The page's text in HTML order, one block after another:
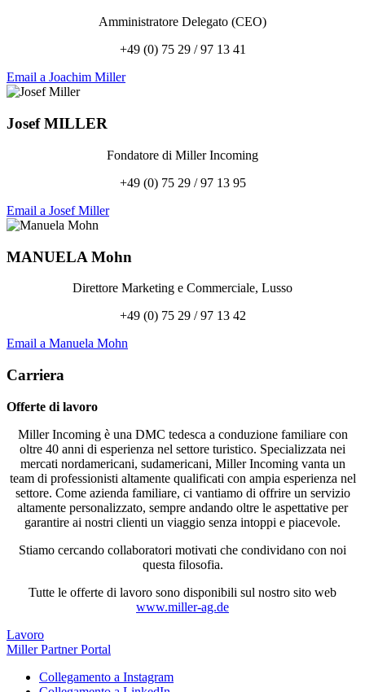
Amministratore Delegato (CEO)
+49 (0) 75 29 / 97 13 41
Email a Joachim Miller
JosefMILLER
Fondatore di Miller Incoming
+49 (0) 75 29 / 97 13 95
Email a Josef Miller
MANUELA Mohn
Direttore Marketing e Commerciale, Lusso
+49 (0) 75 29 / 97 13 42
Email a Manuela Mohn
Carriera
Offerte di lavoro
Miller Incoming è una DMC tedesca a conduzione familiare con
oltre 40 anni di esperienza nel settore turistico. Specializzata nei
mercati nordamericani, sudamericani, Miller Incoming vanta un
team di professionisti altamente qualificati con ampia esperienza nel
settore. Come azienda familiare, ci vantiamo di offrire un servizio
altamente personalizzato, sempre andando oltre le aspettative per
garantire ai nostri clienti un viaggio senza intoppi e piacevole.
Stiamo cercando collaboratori motivati che condividano con noi
questa filosofia.
Tutte le offerte di lavoro sono disponibili sul nostro sito web
www.miller-ag.de
Lavoro
Miller Partner Portal
Collegamento a Instagram